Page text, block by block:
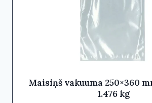
Maisiņš vakuuma 250×360
1.476 kg